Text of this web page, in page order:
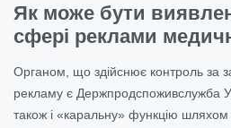
Як може бути
сфері реклами
Органом, що здійснює контроль за
рекламу є Держпродспоживслужба
також і «каральну» функцію